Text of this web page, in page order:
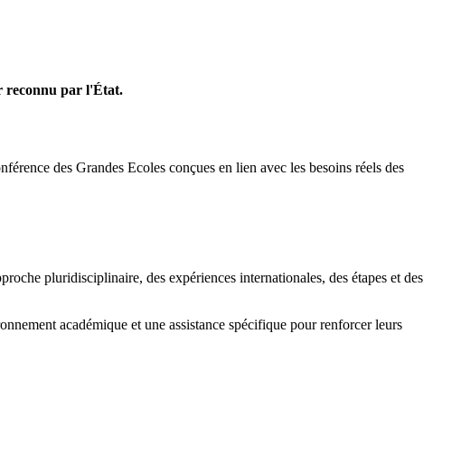
reconnu par l'État.
des Grandes Ecoles conçues en lien avec les besoins réels des
pluridisciplinaire, des expériences internationales, des étapes et des
académique et une assistance spécifique pour renforcer leurs